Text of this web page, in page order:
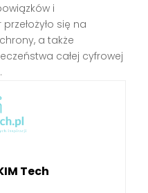
i
się na
a także
całej cyfrowej
Tech